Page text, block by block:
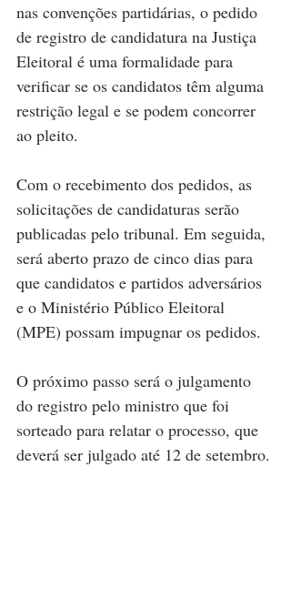
nas convenções partidárias, o pedido
de registro de candidatura na Justiça
Eleitoral é uma formalidade para
verificar se os candidatos têm alguma
restrição legal e se podem concorrer
ao pleito.
Com o recebimento dos pedidos, as
solicitações de candidaturas serão
publicadas pelo tribunal. Em seguida,
será aberto prazo de cinco dias para
que candidatos e partidos adversários
e o Ministério Público Eleitoral
(MPE) possam impugnar os pedidos.
O próximo passo será o julgamento
do registro pelo ministro que foi
sorteado para relatar o processo, que
deverá ser julgado até 12 de setembro.